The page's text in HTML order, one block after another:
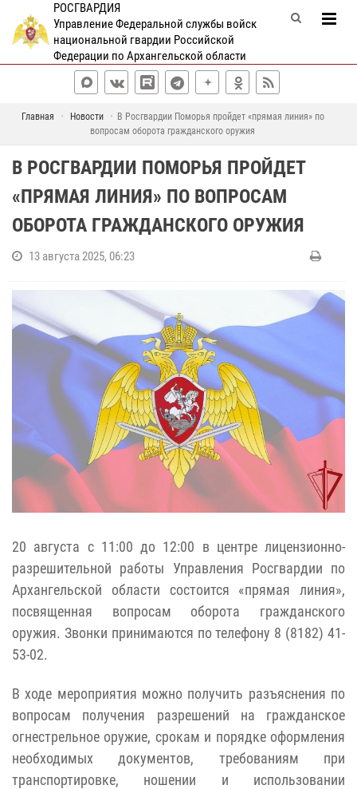
РОСГВАРДИЯ
Управление Федеральной службы войск
национальной гвардии Российской
Федерации по Архангельской области
Главная Новости
В Росгвардии Поморья пройдет «прямая линия» по
вопросам оборота гражданского оружия
В РОСГВАРДИИ ПОМОРЬЯ ПРОЙДЕТ
«ПРЯМАЯ ЛИНИЯ» ПО ВОПРОСАМ
ОБОРОТА ГРАЖДАНСКОГО ОРУЖИЯ
13 августа 2025, 06:23
20 августа с 11:00 до 12:00 в центре лицензионно-
разрешительной работы Управления Росгвардии по
Архангельской области состоится «прямая линия»,
посвященная вопросам оборота гражданского
оружия. Звонки принимаются по телефону 8 (8182) 41-
53-02.
В ходе мероприятия можно получить разъяснения по
вопросам получения разрешений на гражданское
огнестрельное оружие, срокам и порядке оформления
необходимых документов, требованиям при
транспортировке, ношении и использовании